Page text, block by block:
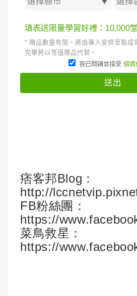
痞客邦Blog：
http://
FB粉絲團：
https://
菜鳥救星：
https://